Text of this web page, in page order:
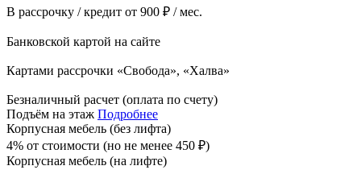
В рассрочку / кредит от 900 ₽ / мес.
Банковской картой на сайте
Картами рассрочки «Свобода», «Халва»
Безналичный расчет (оплата по счету)
Подъём на этаж Подробнее
Корпусная мебель (без лифта)
4% от стоимости (но не менее 450 ₽)
Корпусная мебель (на лифте)